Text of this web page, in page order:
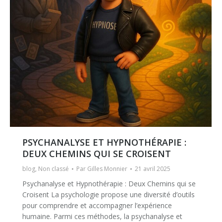
PSYCHANALYSE ET HYPNOTHÉRAPIE :
DEUX CHEMINS QUI SE CROISENT
blog, Non classé Par Gilles Monnier 21 avril 2025
Psychanalyse et Hypnothérapie : Deux Chemins qui se
Croisent La psychologie propose une diversité d’outils
pour comprendre et accompagner l’expérience
humaine. Parmi ces méthodes, la psychanalyse et